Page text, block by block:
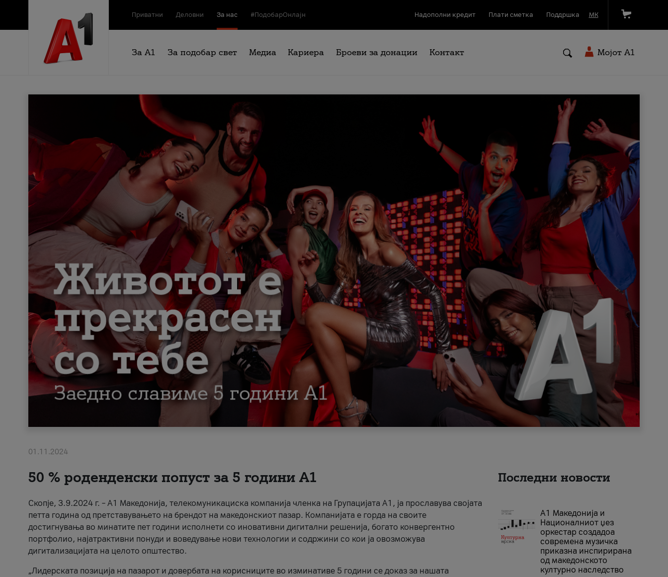
Приватни Деловни За нас #ПодобарОнлајн Надополни кредит Плати сметка Поддршка МК
За А1 За подобар свет Медиа Кариера Броеви за донации Контакт Мојот A1
01.11.2024
50 % роденденски попуст за 5 години А1
Скопје, 3.9.2024 г. – А1 Македонија, телекомуникациска компанија членка на Групацијата А1, ја прославува својата
петта година од претставувањето на брендот на македонскиот пазар. Компанијата е горда на своите
достигнувања во минатите пет години исполнети со иновативни дигитални решенија, богато конвергентно
портфолио, најатрактивни понуди и воведување нови технологии и содржини со кои ја овозможува
дигитализацијата на целото општество.
„Лидерската позиција на пазарот и довербата на корисниците во изминативе 5 години се доказ за нашата
Последни новости
А1 Македонија и
Националниот џез
оркестар создадоа
современа музичка
приказна инспирирана
од македонското
културно наследство